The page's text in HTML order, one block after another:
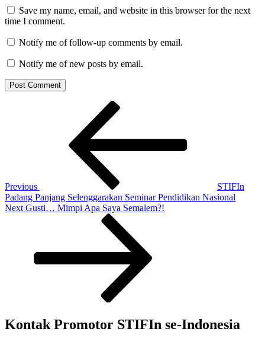
Save my name, email, and website in this browser for the next
time I comment.
Notify me of follow-up comments by email.
Notify me of new posts by email.
Previous
STIFIn
Padang Panjang Selenggarakan Seminar Pendidikan Nasional
Next
Next Gusti… Mimpi Apa Saya Semalem?!
Kontak Promotor STIFIn se-Indonesia